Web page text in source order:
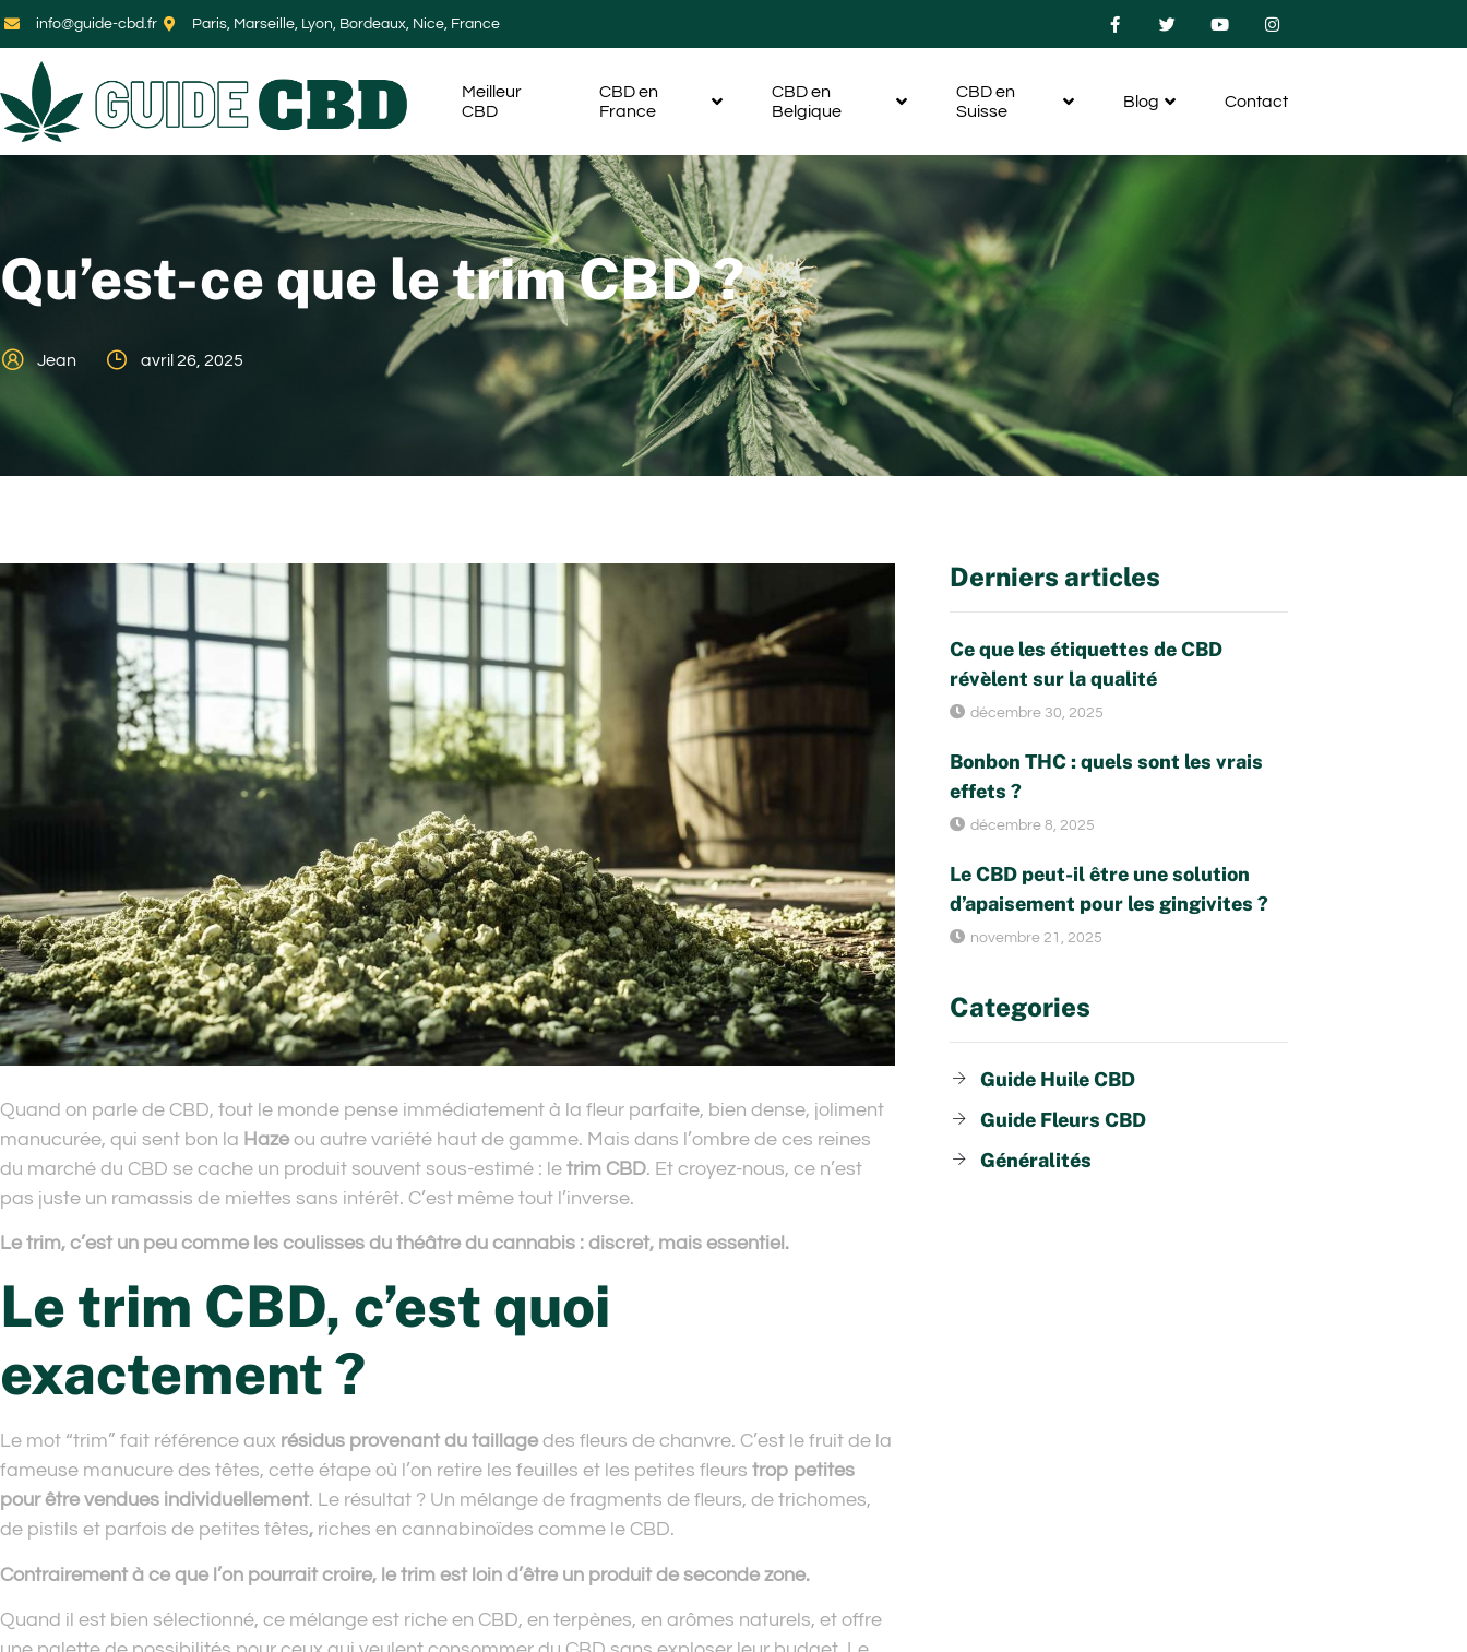
info@guide-cbd.fr Paris, Marseille, Lyon, Bordeaux, Nice, France
Meilleur
CBD
CBD en
France
CBD en
Belgique
CBD en
Suisse
Blog Contact
Qu’est-ce que le trim CBD ?
Jean avril 26, 2025
Quand on parle de CBD, tout le monde pense immédiatement à la fleur parfaite, bien dense, joliment
manucurée, qui sent bon la Hazeou autre variété haut de gamme. Mais dans l’ombre de ces reines
du marché du CBD se cache un produit souvent sous-estimé : le trim CBD. Et croyez-nous, ce n’est
pas juste un ramassis de miettes sans intérêt. C’est même tout l’inverse.
Le trim, c’est un peu comme les coulisses du théâtre du cannabis : discret, mais essentiel.
Le trim CBD, c’est quoi
exactement ?
Le mot “trim” fait référence aux résidus provenant du taillagedes fleurs de chanvre. C’est le fruit de la
fameuse manucure des têtes, cette étape où l’on retire les feuilles et les petites fleurs trop petites
pour être vendues individuellement. Le résultat ? Un mélange de fragments de fleurs, de trichomes,
de pistils et parfois de petites têtes, riches en cannabinoïdes comme le CBD.
Contrairement à ce que l’on pourrait croire, le trim est loin d’être un produit de seconde zone.
Quand il est bien sélectionné, ce mélange est riche en CBD, en terpènes, en arômes naturels, et offre
Derniers articles
Ce que les étiquettes de CBD
révèlent sur la qualité
décembre 30, 2025
Bonbon THC : quels sont les vrais
effets ?
décembre 8, 2025
Le CBD peut-il être une solution
d’apaisement pour les gingivites ?
novembre 21, 2025
Categories
Guide Huile CBD
Guide Fleurs CBD
Généralités